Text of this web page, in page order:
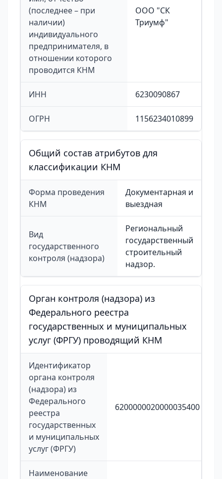
(последнее – при
наличии)
индивидуального
предпринимателя, в
отношении которого
проводится КНМ
ООО "СК
Триумф"
ИНН 6230090867
ОГРН 1156234010899
Общий состав атрибутов для
классификации КНМ
Форма проведения
КНМ
Документарная и
выездная
Вид
государственного
контроля (надзора)
Региональный
государственный
строительный
надзор.
Орган контроля (надзора) из
Федерального реестра
государственных и муниципальных
услуг (ФРГУ) проводящий КНМ
Идентификатор
органа контроля
(надзора) из
Федерального
реестра
государственных
и муниципальных
услуг (ФРГУ)
6200000020000035400
Наименование